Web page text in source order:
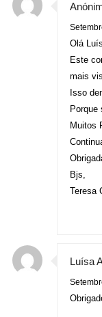
Olá
Este
mais
Isso
Muitos
Bjs,
Teresa
Luísa